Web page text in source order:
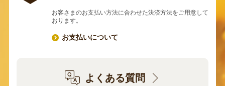
お客さまのお支払い方法に合わせた決済方法をご用意して
おります。
お支払いについて
よくある質問